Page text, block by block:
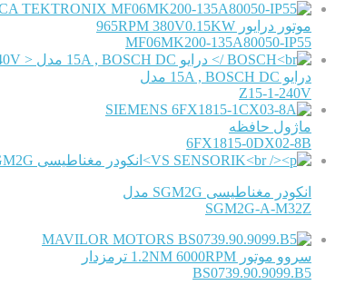
TEKTRONIX
موتور درایور 965RPM 380V0.15KW
MF06MK200-135A80050-IP55
درایو 15A , BOSCH DC مدل
Z15-1-240V
SIEMENS
ماژول حافظه
6FX1815-0DX02-8B
انکودر مغناطیسی SGM2G مدل
SGM2G-A-M32Z
MAVILOR MOTORS
سروو موتور 1.2NM 6000RPM ترمزدار
BS0739.90.9099.B5